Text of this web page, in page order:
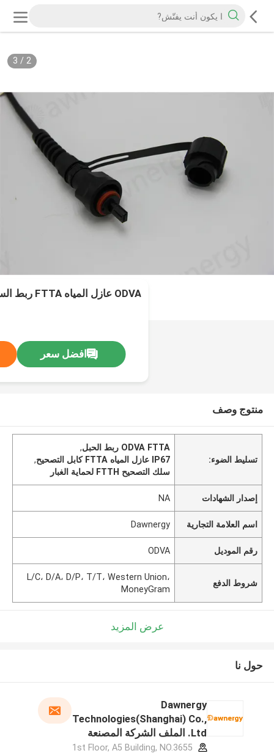
2
/
3
ODVA عازل المياه FTTA ربط السلك
افضل سعر
منتوج وصف
تسليط الضوء:
ODVA FTTA ربط الحبل
,
IP67 عازل المياه FTTA كابل التصحيح
,
سلك التصحيح FTTH لحماية الغبار
إصدار الشهادات NA
اسم العلامة التجارية Dawnergy
رقم الموديل ODVA
شروط الدفع
L/C، D/A، D/P، T/T، Western Union،
MoneyGram
عرض المزيد
حول نا
Dawnergy
Technologies(Shanghai) Co.,
Ltd. الملف الشركة المصنعة
1st Floor, A5 Building, NO.3655